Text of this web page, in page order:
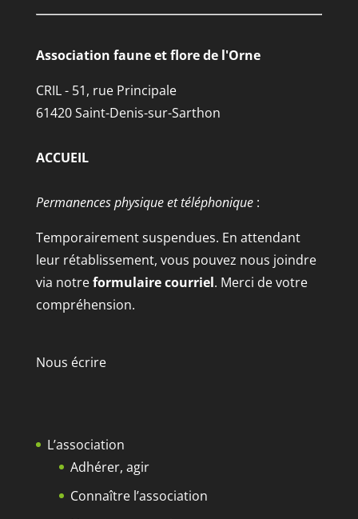
Association faune et flore de l'Orne
CRIL - 51, rue Principale
61420 Saint-Denis-sur-Sarthon
ACCUEIL
Permanences physique et téléphonique :
Temporairement suspendues. En attendant
leur rétablissement, vous pouvez nous joindre
via notreformulaire courriel. Merci de votre
compréhension.
Nous écrire
L’association
Adhérer, agir
Connaître l’association